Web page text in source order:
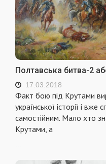
Полтавська битва-2
17.03.2018
Факт бою під Крутами
української історії і вже
самостійним. Мало хто
Крутами, а
...